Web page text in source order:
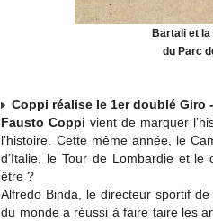
Bartali et la
du Parc
Coppi réalise le 1er doublé Giro
Fausto Coppi vient de marquer
l’histoire. Cette même année, le
d’Italie, le Tour de Lombardie et
être ?
Alfredo Binda, le directeur sportif
du monde a réussi à faire taire les